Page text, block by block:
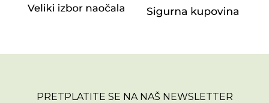
PRETPLATITE SE NA NAŠ NEWSLETTER